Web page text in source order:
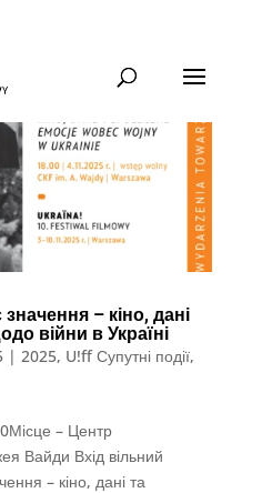
– кіно, дані
війни в Україні
| 2025, U!ff Супутні події,
– Центр
Вайди Вхід вільний
– кіно, дані та